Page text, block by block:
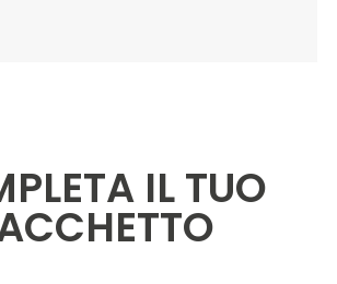
IL TUO